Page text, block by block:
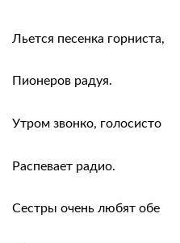
Льется песенка горниста,
Пионеров радуя.
Утром звонко, голосисто
Распевает радио.
Сестры очень любят обе